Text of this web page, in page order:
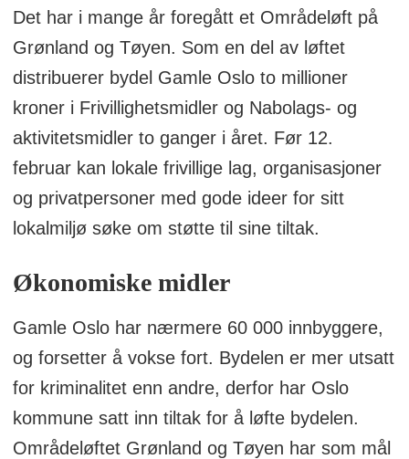
Det har i mange år foregått et Områdeløft på
Grønland og Tøyen. Som en del av løftet
distribuerer bydel Gamle Oslo to millioner
kroner i Frivillighetsmidler og Nabolags- og
aktivitetsmidler to ganger i året. Før 12.
februar kan lokale frivillige lag, organisasjoner
og privatpersoner med gode ideer for sitt
lokalmiljø søke om støtte til sine tiltak.
Økonomiske midler
Gamle Oslo har nærmere 60 000 innbyggere,
og forsetter å vokse fort. Bydelen er mer utsatt
for kriminalitet enn andre, derfor har Oslo
kommune satt inn tiltak for å løfte bydelen.
Områdeløftet Grønland og Tøyen har som mål